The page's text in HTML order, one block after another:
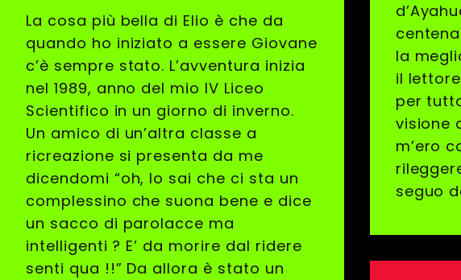
La cosa più bella di Elio è che da
quando ho iniziato a essere Giovane
c’è sempre stato. L’avventura inizia
nel 1989, anno del mio IV Liceo
Scientifico in un giorno di inverno.
Un amico di un’altra classe a
ricreazione si presenta da me
dicendomi “oh, lo sai che ci sta un
complessino che suona bene e dice
un sacco di parolacce ma
intelligenti ? E’ da morire dal ridere
senti qua !!” Da allora è stato un
la
il
per
visione
m’ero
seguo